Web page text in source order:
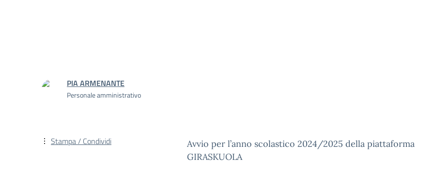
PIA ARMENANTE
Personale amministrativo
Avvio per l’anno scolastico 2024/2025 della piattaforma
GIRASKUOLA
Stampa / Condividi